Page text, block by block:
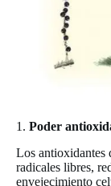
1. Poder
Los antioxidantes
radicales libres,
envejecimiento